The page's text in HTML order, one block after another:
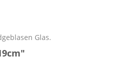
Glas.